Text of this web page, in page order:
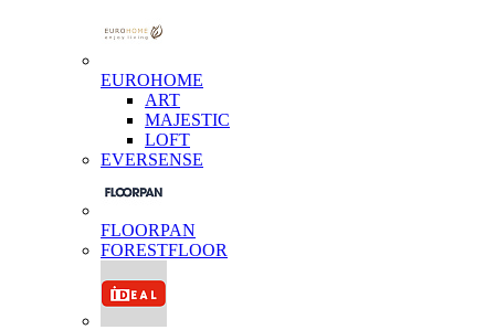
EUROHOME
ART
MAJESTIC
LOFT
EVERSENSE
FLOORPAN
FORESTFLOOR